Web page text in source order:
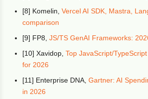
[8] Komelin,Vercel AI SDK, Mastra,
comparison
[9] FP8,JS/TS GenAI Frameworks:
[10] Xavidop,Top JavaScript/
for 2026
[11] Enterprise DNA,Gartner: AI
in 2026